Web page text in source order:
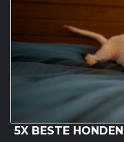
5X BESTE HONDEN